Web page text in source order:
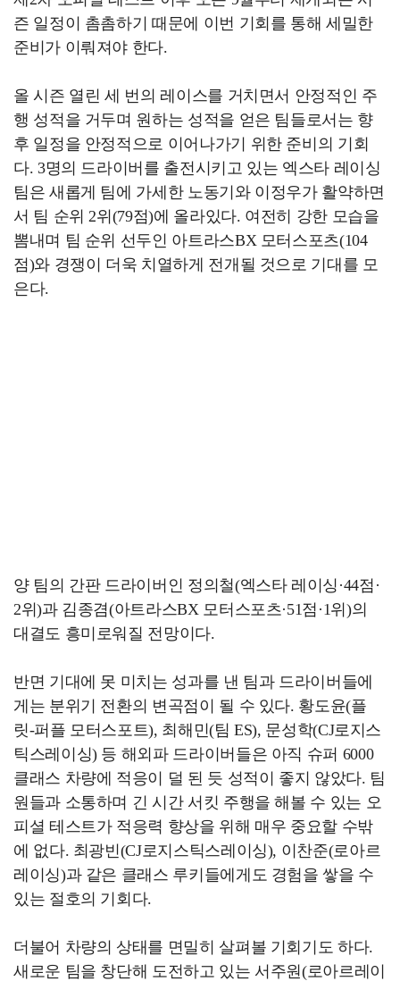
즌 일정이 촘촘하기 때문에 이번 기회를 통해 세밀한
준비가 이뤄져야 한다.
올 시즌 열린 세 번의 레이스를 거치면서 안정적인 주
행 성적을 거두며 원하는 성적을 얻은 팀들로서는 향
후 일정을 안정적으로 이어나가기 위한 준비의 기회
다. 3명의 드라이버를 출전시키고 있는 엑스타 레이싱
팀은 새롭게 팀에 가세한 노동기와 이정우가 활약하면
서 팀 순위 2위(79점)에 올라있다. 여전히 강한 모습을
뽐내며 팀 순위 선두인 아트라스BX 모터스포츠(104
점)와 경쟁이 더욱 치열하게 전개될 것으로 기대를 모
은다.
양 팀의 간판 드라이버인 정의철(엑스타 레이싱·44점·
2위)과 김종겸(아트라스BX 모터스포츠·51점·1위)의
대결도 흥미로워질 전망이다.
반면 기대에 못 미치는 성과를 낸 팀과 드라이버들에
게는 분위기 전환의 변곡점이 될 수 있다. 황도윤(플
릿-퍼플 모터스포트), 최해민(팀 ES), 문성학(CJ로지스
틱스레이싱) 등 해외파 드라이버들은 아직 슈퍼 6000
클래스 차량에 적응이 덜 된 듯 성적이 좋지 않았다. 팀
원들과 소통하며 긴 시간 서킷 주행을 해볼 수 있는 오
피셜 테스트가 적응력 향상을 위해 매우 중요할 수밖
에 없다. 최광빈(CJ로지스틱스레이싱), 이찬준(로아르
레이싱)과 같은 클래스 루키들에게도 경험을 쌓을 수
있는 절호의 기회다.
더불어 차량의 상태를 면밀히 살펴볼 기회기도 하다.
새로운 팀을 창단해 도전하고 있는 서주원(로아르레이